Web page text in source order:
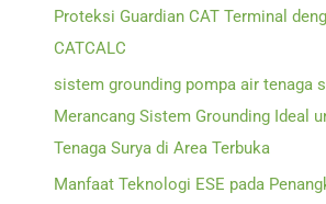
Proteksi Guardian CAT Terminal
CATCALC
sistem grounding pompa air tenaga
Merancang Sistem Grounding Ideal
Tenaga Surya di Area Terbuka
Manfaat Teknologi ESE pada